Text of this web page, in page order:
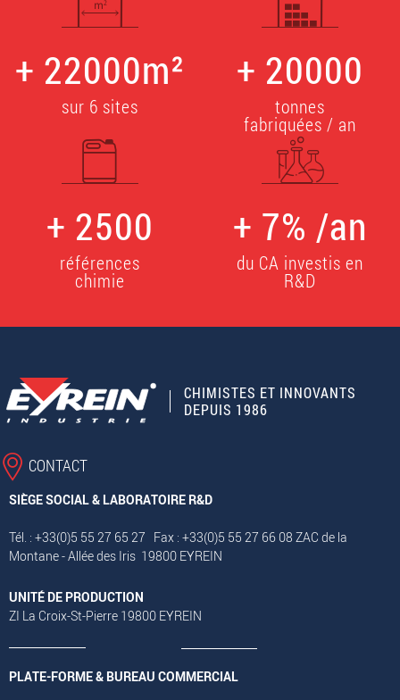
+ 22000m²
sur 6 sites
+ 20000
tonnes
fabriquées / an
+ 2500
références
chimie
+ 7% /an
du CA investis en
R&D
CHIMISTES ET INNOVANTS
DEPUIS 1986
CONTACT
SIÈGE SOCIAL & LABORATOIRE R&D
Tél. : +33(0)5 55 27 65 27 Fax : +33(0)5 55 27 66 08 ZAC de la
Montane - Allée des Iris 19800 EYREIN
UNITÉ DE PRODUCTION
ZI La Croix-St-Pierre 19800 EYREIN
PLATE-FORME & BUREAU COMMERCIAL